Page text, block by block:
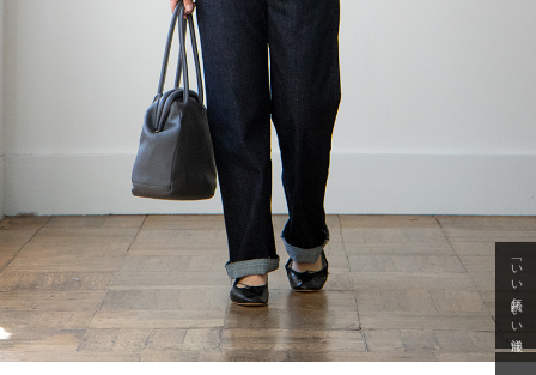
「いい年齢 いい洋服」